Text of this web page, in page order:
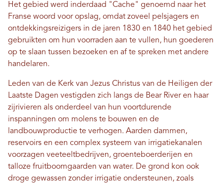
Het gebied werd inderdaad "Cache" genoemd naar het
Franse woord voor opslag, omdat zoveel pelsjagers en
ontdekkingsreizigers in de jaren 1830 en 1840 het gebied
gebruikten om hun voorraden aan te vullen, hun goederen
op te slaan tussen bezoeken en af ​​te spreken met andere
handelaren.
Leden van de Kerk van Jezus Christus van de Heiligen der
Laatste Dagen vestigden zich langs de Bear River en haar
zijrivieren als onderdeel van hun voortdurende
inspanningen om molens te bouwen en de
landbouwproductie te verhogen. Aarden dammen,
reservoirs en een complex systeem van irrigatiekanalen
voorzagen veeteeltbedrijven, groenteboerderijen en
talloze fruitboomgaarden van water. De grond kon ook
droge gewassen zonder irrigatie ondersteunen, zoals